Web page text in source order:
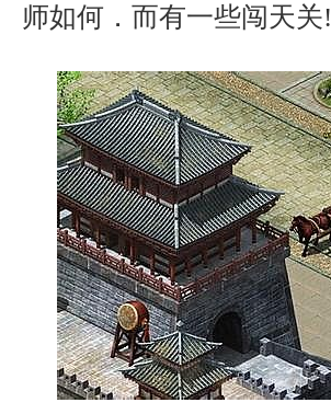
师如何．而有一些闯天关!